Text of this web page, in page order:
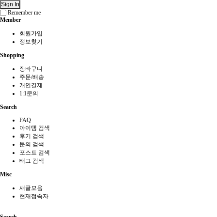
Sign In
Remember me
Member
회원가입
정보찾기
Shopping
장바구니
주문/배송
개인결제
1:1문의
Search
FAQ
아이템 검색
후기 검색
문의 검색
포스트 검색
태그 검색
Misc
새글모음
현재접속자